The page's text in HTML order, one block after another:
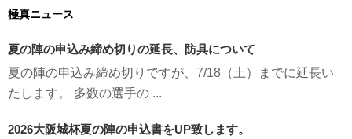
極真ニュース
夏の陣の申込み締め切りの延長、防具について
夏の陣の申込み締め切りですが、7/18（土）までに延長い
たします。 多数の選手の ...
2026大阪城杯夏の陣の申込書をUP致します。